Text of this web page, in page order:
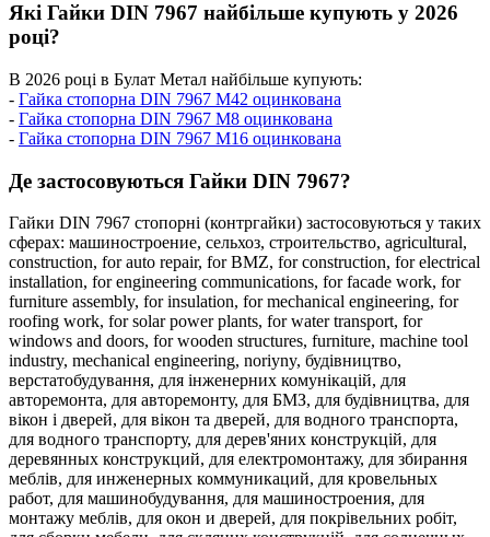
Які Гайки DIN 7967 найбільше купують у 2026
році?
В 2026 році в Булат Метал найбільше купують:
- Гайка стопорна DIN 7967 М42 оцинкована
- Гайка стопорна DIN 7967 М8 оцинкована
- Гайка стопорна DIN 7967 М16 оцинкована
Де застосовуються Гайки DIN 7967?
Гайки DIN 7967 стопорні (контргайки) застосовуються у таких
сферах: машиностроение, сельхоз, строительство, agricultural,
construction, for auto repair, for BMZ, for construction, for electrical
installation, for engineering communications, for facade work, for
furniture assembly, for insulation, for mechanical engineering, for
roofing work, for solar power plants, for water transport, for
windows and doors, for wooden structures, furniture, machine tool
industry, mechanical engineering, noriyny, будівництво,
верстатобудування, для інженерних комунікацій, для
авторемонта, для авторемонту, для БМЗ, для будівництва, для
вікон і дверей, для вікон та дверей, для водного транспорта,
для водного транспорту, для дерев'яних конструкцій, для
деревянных конструкций, для електромонтажу, для збирання
меблів, для инженерных коммуникаций, для кровельных
работ, для машинобудування, для машиностроения, для
монтажу меблів, для окон и дверей, для покрівельних робіт,